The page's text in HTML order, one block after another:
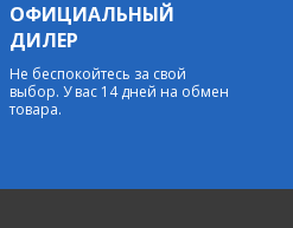
ОФИЦИАЛЬНЫЙ
ДИЛЕР
Не беспокойтесь за свой
выбор. У вас 14 дней на обмен
товара.